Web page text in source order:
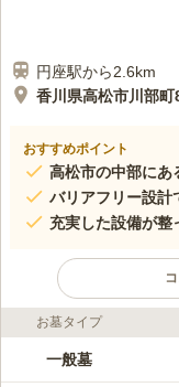
円座駅から2.6km
香川県高松市川部
おすすめポイント
高松市の中部にあ
バリアフリー設計
充実した設備が整
口コミ評価
この霊園はまだ誰からも
お墓タイプ
一般墓